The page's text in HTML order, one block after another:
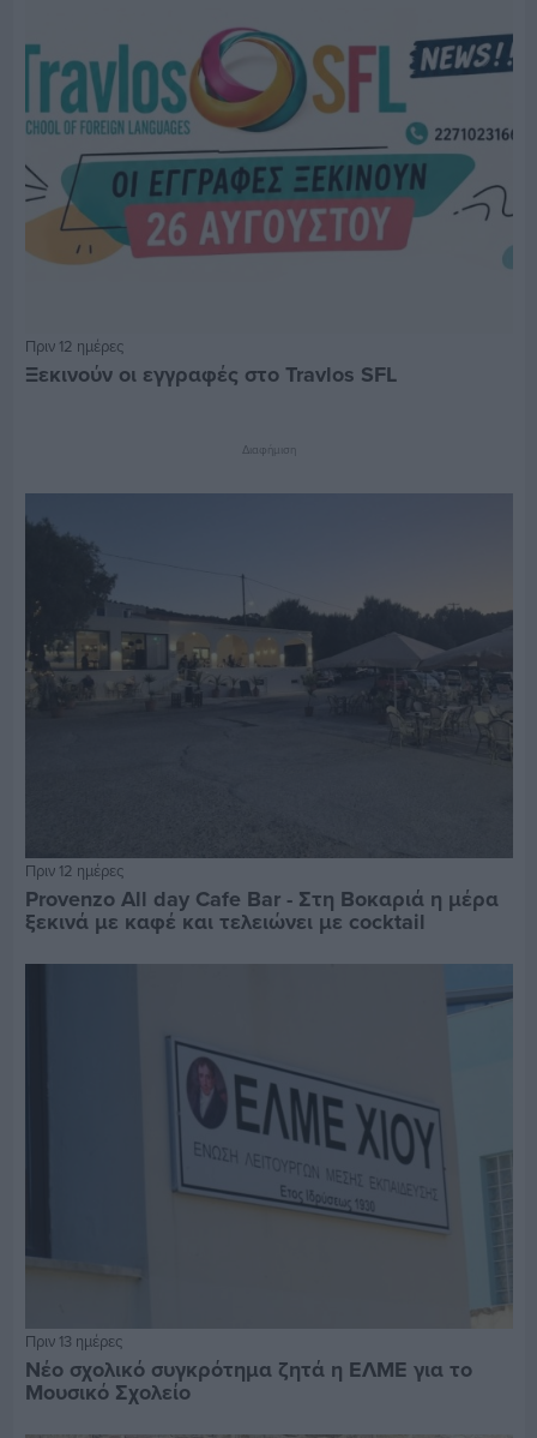
Πριν 12 ημέρες
Ξεκινούν οι εγγραφές στο Travlos SFL
Διαφήμιση
Πριν 12 ημέρες
Provenzo All day Cafe Bar - Στη Βοκαριά η μέρα
ξεκινά με καφέ και τελειώνει με cocktail
Πριν 13 ημέρες
Νέο σχολικό συγκρότημα ζητά η ΕΛΜΕ για το
Μουσικό Σχολείο